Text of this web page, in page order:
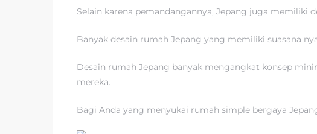
Selain karena pemandangannya, Jepang juga memiliki
Banyak desain rumah Jepang yang memiliki suasana
Desain rumah Jepang banyak mengangkat konsep
mereka.
Bagi Anda yang menyukai rumah simple bergaya